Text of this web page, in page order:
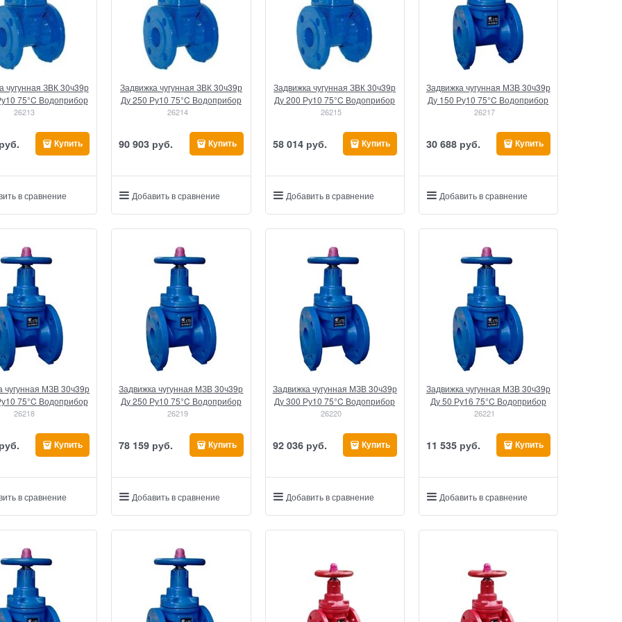
чугунная ЗВК 30ч39р
75°C Водоприбор
26213
Купить
в сравнение
Задвижка чугунная ЗВК 30ч39р
Ду 250 Ру10 75°C Водоприбор
26214
90 903 руб. Купить
Добавить в сравнение
Задвижка чугунная ЗВК 30ч39р
Ду 200 Ру10 75°C Водоприбор
26215
58 014 руб. Купить
Добавить в сравнение
Задвижка чугунная МЗВ 30ч39р
Ду 150 Ру10 75°C Водоприбор
26217
30 688 руб. Купить
Добавить в сравнение
чугунная МЗВ 30ч39р
75°C Водоприбор
26218
Купить
в сравнение
Задвижка чугунная МЗВ 30ч39р
Ду 250 Ру10 75°C Водоприбор
26219
78 159 руб. Купить
Добавить в сравнение
Задвижка чугунная МЗВ 30ч39р
Ду 300 Ру10 75°C Водоприбор
26220
92 036 руб. Купить
Добавить в сравнение
Задвижка чугунная МЗВ 30ч39р
Ду 50 Ру16 75°C Водоприбор
26221
11 535 руб. Купить
Добавить в сравнение